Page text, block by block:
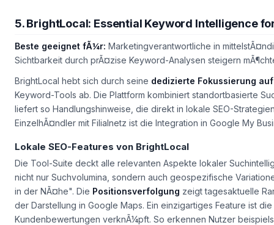
5. BrightLocal: Essential Keyword Intelligence
Beste geeignet fÃ¼r: Marketingverantwortliche in
Sichtbarkeit durch prÃ¤zise Keyword-Analysen steigern
BrightLocal hebt sich durch seine dedizierte Fokussierung
Keyword-Tools ab. Die Plattform kombiniert standortbasierte
liefert so Handlungshinweise, die direkt in lokale SEO-
EinzelhÃ¤ndler mit Filialnetz ist die Integration in Google My
Lokale SEO-Features von BrightLocal
Die Tool-Suite deckt alle relevanten Aspekte lokaler
nicht nur Suchvolumina, sondern auch geospezifische
in der NÃ¤he". Die Positionsverfolgung zeigt tagesaktuelle
der Darstellung in Google Maps. Ein einzigartiges Feature ist die
Kundenbewertungen verknÃ¼pft. So erkennen Nutzer